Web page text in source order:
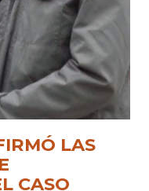
LAS
CASO